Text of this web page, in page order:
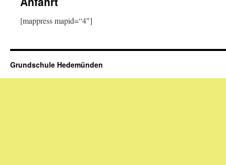
[mappress mapid=“4″]
Grundschule Hedemünden